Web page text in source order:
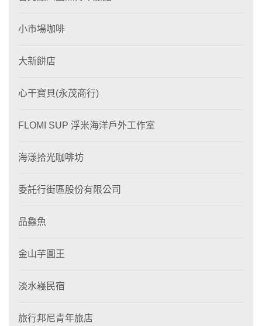
小市場咖啡
大新餅店
心干寶貝(永茂商行)
FLOMI SUP 浮米海洋戶外工作室
海漾拾光咖啡坊
委託行街區股份有限公司
品鱻魚
金山芋圓王
淡水嶘民宿
旅行邦尼青年旅店